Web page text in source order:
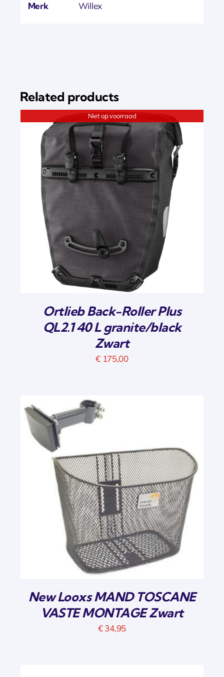
Merk
Willex
Related products
Niet op voorraad
Ortlieb Back-Roller Plus
QL2.1 40 L granite/black
Zwart
€175,00
New Looxs MAND TOSCANE
VASTE MONTAGE Zwart
€34,95